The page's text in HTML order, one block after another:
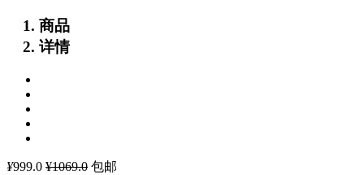
商品
详情
¥999.0 ¥1069.0 包邮